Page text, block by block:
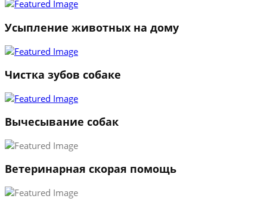
Усыпление животных на дому
Чистка зубов собаке
Вычесывание собак
Ветеринарная скорая помощь